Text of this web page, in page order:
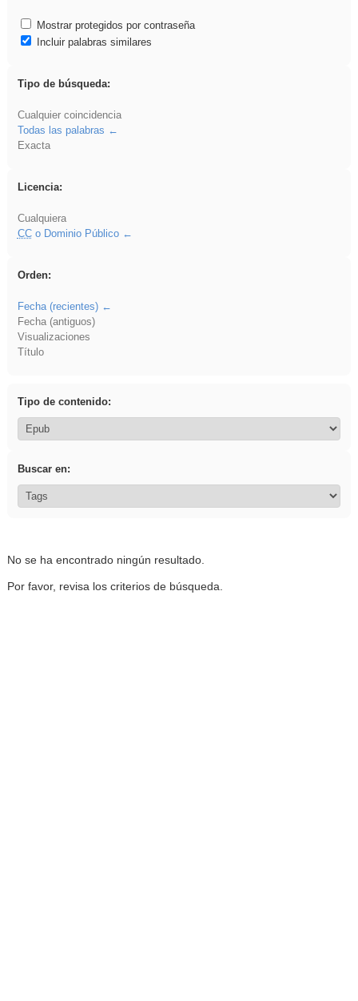
Mostrar protegidos por contraseña
Incluir palabras similares
Tipo de búsqueda:
Cualquier coincidencia
Todas las palabras
Exacta
Licencia:
Cualquiera
CCo Dominio Público
Orden:
Fecha (recientes)
Fecha (antiguos)
Visualizaciones
Título
Tipo de contenido:
Buscar en:
No se ha encontrado ningún resultado.
Por favor, revisa los criterios de búsqueda.